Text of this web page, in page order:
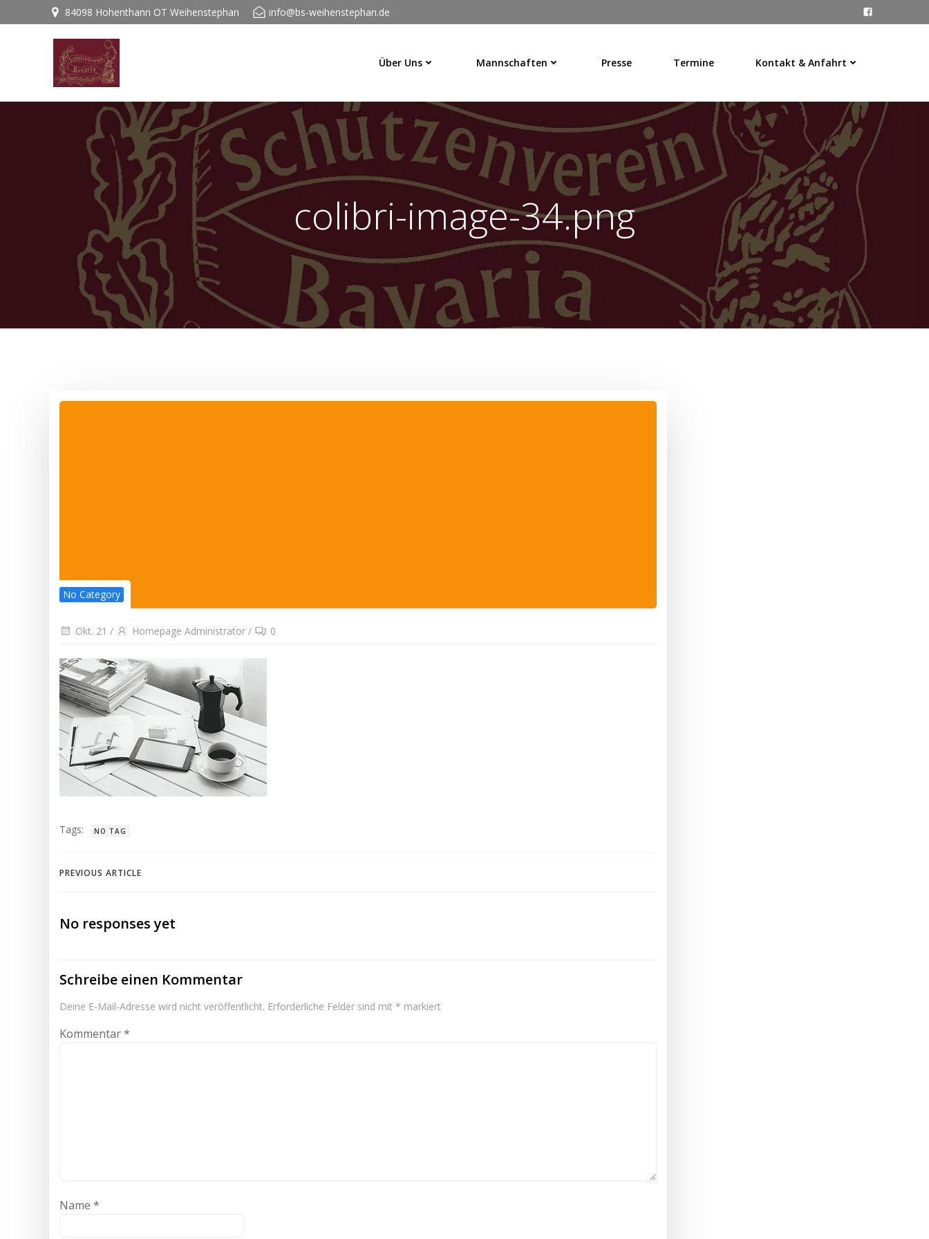
84098 Hohenthann OT Weihenstephan info@bs-weihenstephan.de
Über Uns Mannschaften Presse Termine Kontakt & Anfahrt
colibri-image-34.png
No Category
Okt. 21 / Homepage Administrator / 0
Tags: NO TAG
PREVIOUS ARTICLE
No responses yet
Schreibe einen Kommentar
Deine E-Mail-Adresse wird nicht veröffentlicht. Erforderliche Felder sind mit * markiert
Kommentar*
Name *